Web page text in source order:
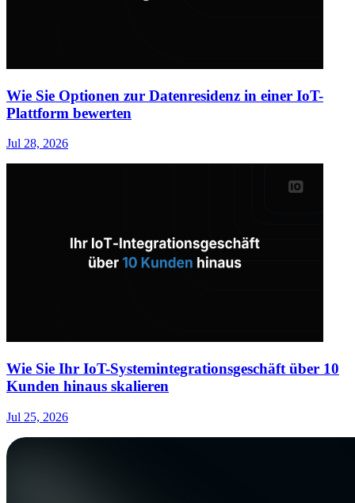
Wie Sie Optionen zur Datenresidenz in einer IoT-
Plattform bewerten
Jul 28, 2026
Wie Sie Ihr IoT-Systemintegrationsgeschäft über 10
Kunden hinaus skalieren
Jul 25, 2026